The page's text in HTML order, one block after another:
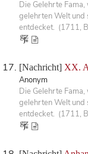
Die Gelehrte
gelehrten Welt und
entdecket. (1711,
[Nachricht] XX.
Anonym
Die Gelehrte
gelehrten Welt und
entdecket. (1711,